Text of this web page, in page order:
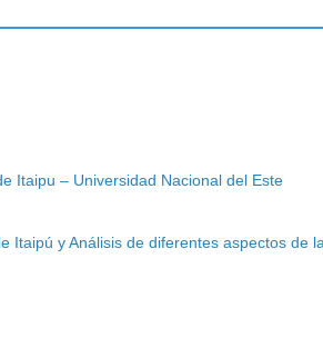
Itaipu – Universidad Nacional del Este
y Análisis de diferentes aspectos de